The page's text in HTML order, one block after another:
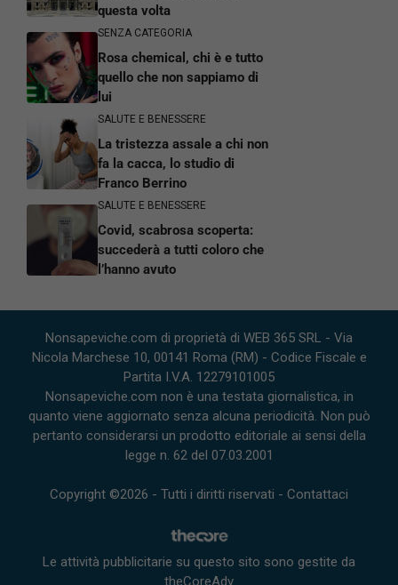
questa volta
SENZA CATEGORIA
Rosa chemical, chi è e tutto
quello che non sappiamo di
lui
SALUTE E BENESSERE
La tristezza assale a chi non
fa la cacca, lo studio di
Franco Berrino
SALUTE E BENESSERE
Covid, scabrosa scoperta:
succederà a tutti coloro che
l’hanno avuto
Nonsapeviche.com di proprietà di WEB 365 SRL - Via
Nicola Marchese 10, 00141 Roma (RM) - Codice Fiscale e
Partita I.V.A. 12279101005
Nonsapeviche.com non è una testata giornalistica, in
quanto viene aggiornato senza alcuna periodicità. Non può
pertanto considerarsi un prodotto editoriale ai sensi della
legge n. 62 del 07.03.2001
Copyright ©2026 - Tutti i diritti riservati - Contattaci
Le attività pubblicitarie su questo sito sono gestite da